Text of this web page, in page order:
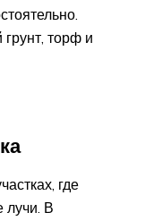
торф и
где
лучи. В